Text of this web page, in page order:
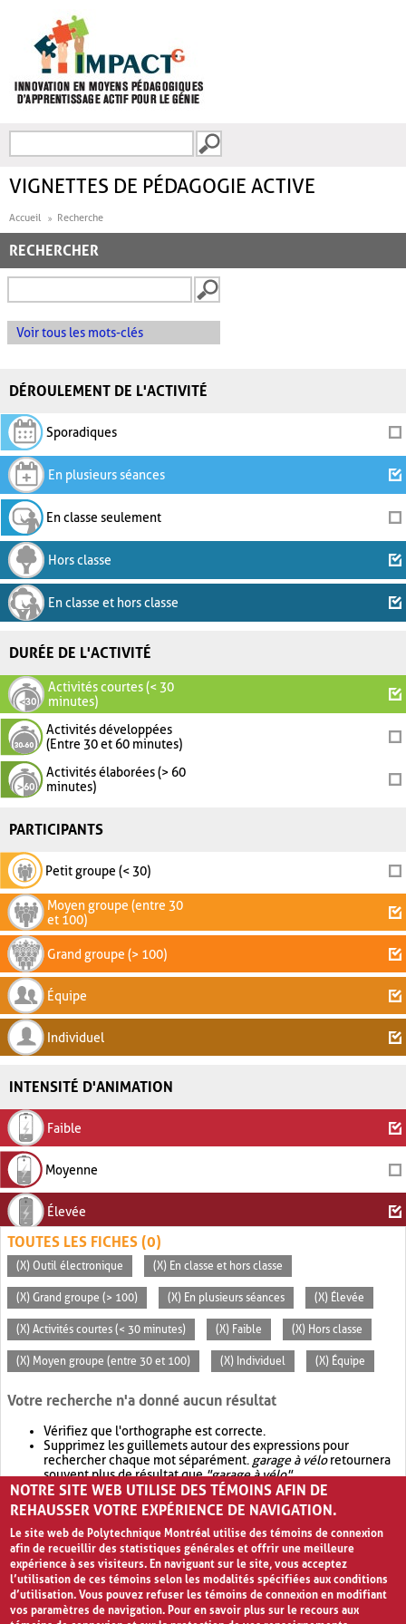
FORMULAIRE DE
VIGNETTES DE PÉDAGOGIE ACTIVE
Accueil Recherche
RECHERCHER
Voir tous les mots-clés
DÉROULEMENT DE L'ACTIVITÉ
Sporadiques
En plusieurs séances
En classe seulement
Hors classe
En classe et hors classe
DURÉE DE L'ACTIVITÉ
Activités courtes (< 30
minutes)
Activités développées
(Entre 30 et 60 minutes)
Activités élaborées (> 60
minutes)
PARTICIPANTS
Petit groupe (< 30)
Moyen groupe (entre 30
et 100)
Grand groupe (> 100)
Équipe
Individuel
INTENSITÉ D'ANIMATION
Faible
Moyenne
Élevée
TOUTES LES FICHES (0)
(X) Outil électronique (X) En classe et hors classe
(X) Grand groupe (> 100) (X) En plusieurs séances (X) Élevée
(X) Activités courtes (< 30 minutes) (X) Faible (X) Hors classe
(X) Moyen groupe (entre 30 et 100) (X) Individuel (X) Équipe
Votre recherche n'a donné aucun résultat
Vérifiez que l'orthographe est correcte.
Supprimez les guillemets autour des expressions pour
rechercher chaque mot séparément. garage à véloretournera
souvent plus de résultat que"garage à vélo".
Envisagez d'élargir votre recherche avec OR.garage OR vélo
retournera souvent plus de résultat quegarage à vélo
NOTRE SITE WEB UTILISE DES TÉMOINS AFIN DE
REHAUSSER VOTRE EXPÉRIENCE DE NAVIGATION.
Le site web de Polytechnique Montréal utilise des témoins de connexion
afin de recueillir des statistiques générales et offrir une meilleure
expérience à ses visiteurs. En naviguant sur le site, vous acceptez
l’utilisation de ces témoins selon les modalités spécifiées aux conditions
d’utilisation. Vous pouvez refuser les témoins de connexion en modifiant
vos paramètres de navigation. Pour en savoir plus sur le recours aux